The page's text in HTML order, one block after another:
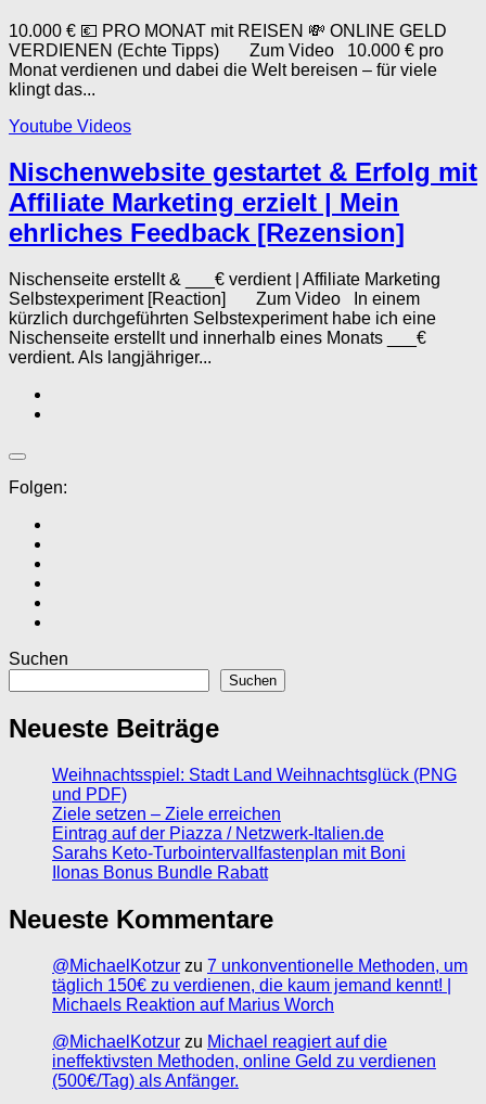
10.000 € 💶 PRO MONAT mit REISEN 💸 ONLINE GELD
VERDIENEN (Echte Tipps) Zum Video 10.000 € pro
Monat verdienen und dabei die Welt bereisen – für viele
klingt das...
Youtube Videos
Nischenwebsite gestartet & Erfolg mit
Affiliate Marketing erzielt | Mein
ehrliches Feedback [Rezension]
Nischenseite erstellt & ___€ verdient | Affiliate Marketing
Selbstexperiment [Reaction] Zum Video In einem
kürzlich durchgeführten Selbstexperiment habe ich eine
Nischenseite erstellt und innerhalb eines Monats ___€
verdient. Als langjähriger...
Folgen:
Suchen
Suchen
Neueste Beiträge
Weihnachtsspiel: Stadt Land Weihnachtsglück (PNG
und PDF)
Ziele setzen – Ziele erreichen
Eintrag auf der Piazza / Netzwerk-Italien.de
Sarahs Keto-Turbointervallfastenplan mit Boni
Ilonas Bonus Bundle Rabatt
Neueste Kommentare
@MichaelKotzur zu 7 unkonventionelle Methoden, um
täglich 150€ zu verdienen, die kaum jemand kennt! |
Michaels Reaktion auf Marius Worch
@MichaelKotzur zu Michael reagiert auf die
ineffektivsten Methoden, online Geld zu verdienen
(500€/Tag) als Anfänger.